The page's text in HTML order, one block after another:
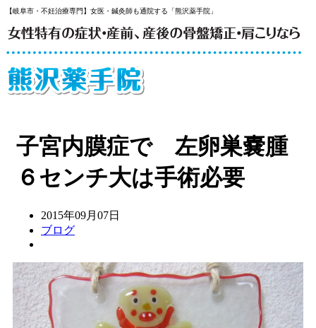
【岐阜市・不妊治療専門】女医・鍼灸師も通院する「熊沢薬手院」
子宮内膜症で 左卵巣嚢腫
６センチ大は手術必要
2015年09月07日
ブログ